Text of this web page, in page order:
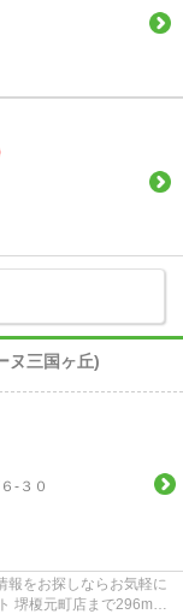
ヌ三国ヶ丘)
-３０
報をお探しならお気軽に
堺榎元町店まで296mに